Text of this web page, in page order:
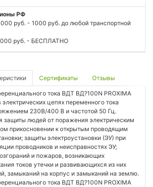
РФ
руб. - 1000 руб. до любой транспортной
000 руб. - БЕСПЛАТНО
Сертификаты Отзывы
тока ВДТ ВД?100N PROXIMA
электрических цепях переменного тока
230В/400 В и частотой 50 Гц.
защиты людей от поражения электрическим
прикосновении к открытым проводящим
защиты электроустановки (ЭУ) при
проводников и неисправностях ЭУ;
и пожаров, возникающих
токов утечки и развивающихся из них
замыканий на корпус и замыканий на землю.
тока ВДТ ВД?100N PROXIMA